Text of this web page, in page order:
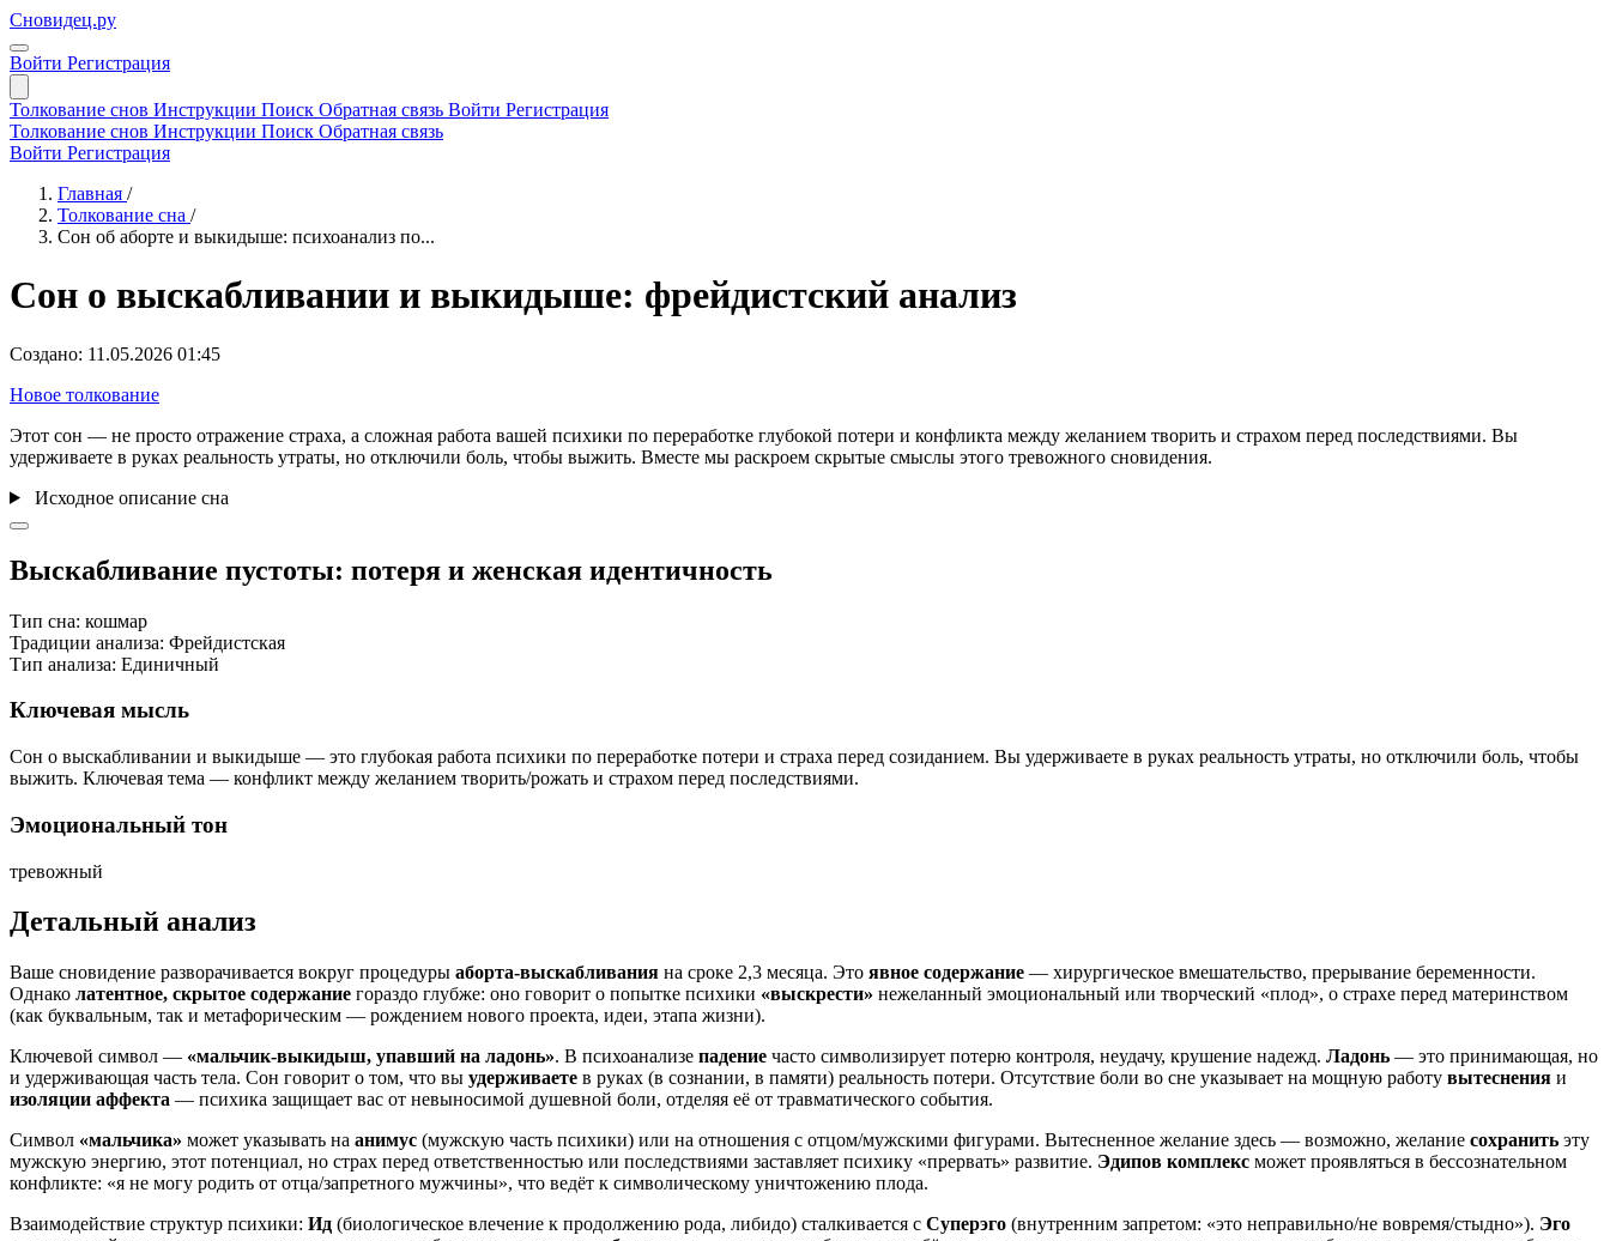
Сновидец.ру
Войти Регистрация
Толкование снов Инструкции Поиск Обратная связь Войти Регистрация
Толкование снов Инструкции Поиск Обратная связь
Войти Регистрация
Главная /
Толкование сна /
Сон об аборте и выкидыше: психоанализ по...
Сон о выскабливании и выкидыше: фрейдистский анализ
Создано: 11.05.2026 01:45
Новое толкование
Этот сон — не просто отражение страха, а сложная работа вашей психики по переработке глубокой потери и конфликта между желанием творить и страхом перед последствиями. Вы
удерживаете в руках реальность утраты, но отключили боль, чтобы выжить. Вместе мы раскроем скрытые смыслы этого тревожного сновидения.
Исходное описание сна
Выскабливание пустоты: потеря и женская идентичность
Тип сна: кошмар
Традиции анализа: Фрейдистская
Тип анализа: Единичный
Ключевая мысль
Сон о выскабливании и выкидыше — это глубокая работа психики по переработке потери и страха перед созиданием. Вы удерживаете в руках реальность утраты, но отключили боль, чтобы
выжить. Ключевая тема — конфликт между желанием творить/рожать и страхом перед последствиями.
Эмоциональный тон
тревожный
Детальный анализ
Ваше сновидение разворачивается вокруг процедуры аборта-выскабливания на сроке 2,3 месяца. Это явное содержание — хирургическое вмешательство, прерывание беременности.
Однако латентное, скрытое содержание гораздо глубже: оно говорит о попытке психики «выскрести» нежеланный эмоциональный или творческий «плод», о страхе перед материнством
(как буквальным, так и метафорическим — рождением нового проекта, идеи, этапа жизни).
Ключевой символ — «мальчик-выкидыш, упавший на ладонь». В психоанализе падение часто символизирует потерю контроля, неудачу, крушение надежд. Ладонь — это принимающая, но
и удерживающая часть тела. Сон говорит о том, что вы удерживаете в руках (в сознании, в памяти) реальность потери. Отсутствие боли во сне указывает на мощную работу вытеснения и
изоляции аффекта — психика защищает вас от невыносимой душевной боли, отделяя её от травматического события.
Символ «мальчика» может указывать на анимус (мужскую часть психики) или на отношения с отцом/мужскими фигурами. Вытесненное желание здесь — возможно, желание сохранить эту
мужскую энергию, этот потенциал, но страх перед ответственностью или последствиями заставляет психику «прервать» развитие. Эдипов комплекс может проявляться в бессознательном
конфликте: «я не могу родить от отца/запретного мужчины», что ведёт к символическому уничтожению плода.
Взаимодействие структур психики: Ид (биологическое влечение к продолжению рода, либидо) сталкивается с Суперэго (внутренним запретом: «это неправильно/не вовремя/стыдно»). Эго